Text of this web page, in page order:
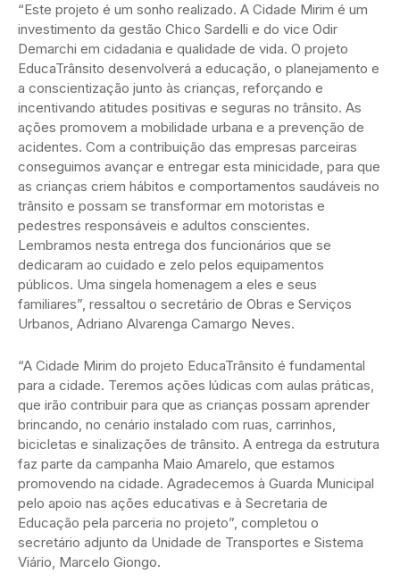
“Este projeto é um sonho realizado. A Cidade Mirim é um
investimento da gestão Chico Sardelli e do vice Odir
Demarchi em cidadania e qualidade de vida. O projeto
EducaTrânsito desenvolverá a educação, o planejamento e
a conscientização junto às crianças, reforçando e
incentivando atitudes positivas e seguras no trânsito. As
ações promovem a mobilidade urbana e a prevenção de
acidentes. Com a contribuição das empresas parceiras
conseguimos avançar e entregar esta minicidade, para que
as crianças criem hábitos e comportamentos saudáveis no
trânsito e possam se transformar em motoristas e
pedestres responsáveis e adultos conscientes.
Lembramos nesta entrega dos funcionários que se
dedicaram ao cuidado e zelo pelos equipamentos
públicos. Uma singela homenagem a eles e seus
familiares”, ressaltou o secretário de Obras e Serviços
Urbanos, Adriano Alvarenga Camargo Neves.
“A Cidade Mirim do projeto EducaTrânsito é fundamental
para a cidade. Teremos ações lúdicas com aulas práticas,
que irão contribuir para que as crianças possam aprender
brincando, no cenário instalado com ruas, carrinhos,
bicicletas e sinalizações de trânsito. A entrega da estrutura
faz parte da campanha Maio Amarelo, que estamos
promovendo na cidade. Agradecemos à Guarda Municipal
pelo apoio nas ações educativas e à Secretaria de
Educação pela parceria no projeto”, completou o
secretário adjunto da Unidade de Transportes e Sistema
Viário, Marcelo Giongo.